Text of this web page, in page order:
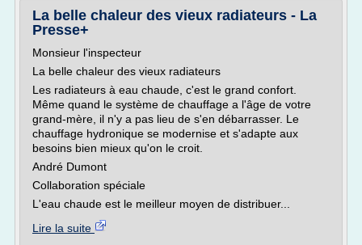
La belle chaleur des vieux radiateurs - La
Presse+
Monsieur l'inspecteur
La belle chaleur des vieux radiateurs
Les radiateurs à eau chaude, c'est le grand confort.
Même quand le système de chauffage a l'âge de votre
grand-mère, il n'y a pas lieu de s'en débarrasser. Le
chauffage hydronique se modernise et s'adapte aux
besoins bien mieux qu'on le croit.
André Dumont
Collaboration spéciale
L'eau chaude est le meilleur moyen de distribuer...
Lire la suite